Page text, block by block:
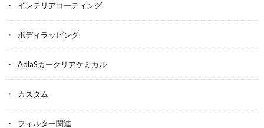
インテリアコーティング
ボディラッピング
AdlaSカークリアケミカル
カスタム
フィルター関連